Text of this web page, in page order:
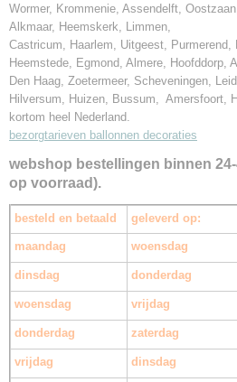
Wormer, Krommenie, Assendelft,
Alkmaar, Heemskerk, Limmen,
Castricum, Haarlem, Uitgeest, Purmerend,
Heemstede, Egmond, Almere, Hoofddorp,
Den Haag, Zoetermeer, Scheveningen,
Hilversum, Huizen, Bussum, Amersfoort,
kortom heel Nederland.
bezorgtarieven ballonnen decoraties
webshop bestellingen binnen
op voorraad).
besteld en betaald geleverd op:
maandag woensdag
dinsdag donderdag
woensdag vrijdag
donderdag zaterdag
vrijdag dinsdag